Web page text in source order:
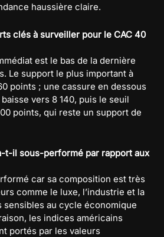
haussière claire.
clés à surveiller pour le CAC 40
est le bas de la dernière
Le support le plus important à
points ; une cassure en dessous
vers 8 140, puis le seuil
points, qui reste un support de
t-il sous-performé par rapport aux
car sa composition est très
comme le luxe, l’industrie et la
sensibles au cycle économique
les indices américains
portés par les valeurs